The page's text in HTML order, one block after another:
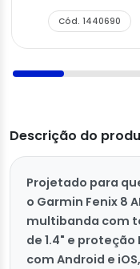
Cód. 1440690
Descrição do
Projetado para
o Garmin Fenix 8
multibanda com
de 1.4" e
com Android e